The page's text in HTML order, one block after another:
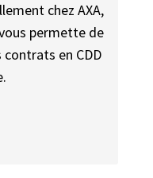
chez AXA,
permette de
en CDD